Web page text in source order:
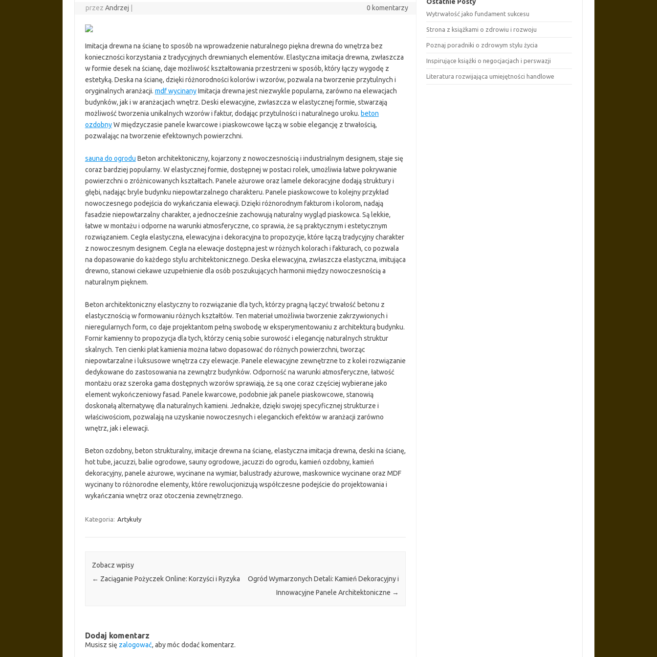
przezAndrzej 0 komentarzy
Imitacja drewna na ścianę to sposób na wprowadzenie naturalnego piękna drewna do wnętrza bez
konieczności korzystania z tradycyjnych drewnianych elementów. Elastyczna imitacja drewna, zwłaszcza
w formie desek na ścianę, daje możliwość kształtowania przestrzeni w sposób, który łączy wygodę z
estetyką. Deska na ścianę, dzięki różnorodności kolorów i wzorów, pozwala na tworzenie przytulnych i
oryginalnych aranżacji. mdf wycinanyImitacja drewna jest niezwykle popularna, zarówno na elewacjach
budynków, jak i w aranżacjach wnętrz. Deski elewacyjne, zwłaszcza w elastycznej formie, stwarzają
możliwość tworzenia unikalnych wzorów i faktur, dodając przytulności i naturalnego uroku. beton
ozdobnyW międzyczasie panele kwarcowe i piaskowcowe łączą w sobie elegancję z trwałością,
pozwalając na tworzenie efektownych powierzchni.
sauna do ogrodu Beton architektoniczny, kojarzony z nowoczesnością i industrialnym designem, staje się
coraz bardziej popularny. W elastycznej formie, dostępnej w postaci rolek, umożliwia łatwe pokrywanie
powierzchni o zróżnicowanych kształtach. Panele ażurowe oraz lamele dekoracyjne dodają struktury i
głębi, nadając bryle budynku niepowtarzalnego charakteru. Panele piaskowcowe to kolejny przykład
nowoczesnego podejścia do wykańczania elewacji. Dzięki różnorodnym fakturom i kolorom, nadają
fasadzie niepowtarzalny charakter, a jednocześnie zachowują naturalny wygląd piaskowca. Są lekkie,
łatwe w montażu i odporne na warunki atmosferyczne, co sprawia, że są praktycznym i estetycznym
rozwiązaniem. Cegła elastyczna, elewacyjna i dekoracyjna to propozycje, które łączą tradycyjny charakter
z nowoczesnym designem. Cegła na elewacje dostępna jest w różnych kolorach i fakturach, co pozwala
na dopasowanie do każdego stylu architektonicznego. Deska elewacyjna, zwłaszcza elastyczna, imitująca
drewno, stanowi ciekawe uzupełnienie dla osób poszukujących harmonii między nowoczesnością a
naturalnym pięknem.
Beton architektoniczny elastyczny to rozwiązanie dla tych, którzy pragną łączyć trwałość betonu z
elastycznością w formowaniu różnych kształtów. Ten materiał umożliwia tworzenie zakrzywionych i
nieregularnych form, co daje projektantom pełną swobodę w eksperymentowaniu z architekturą budynku.
Fornir kamienny to propozycja dla tych, którzy cenią sobie surowość i elegancję naturalnych struktur
skalnych. Ten cienki płat kamienia można łatwo dopasować do różnych powierzchni, tworząc
niepowtarzalne i luksusowe wnętrza czy elewacje. Panele elewacyjne zewnętrzne to z kolei rozwiązanie
dedykowane do zastosowania na zewnątrz budynków. Odporność na warunki atmosferyczne, łatwość
montażu oraz szeroka gama dostępnych wzorów sprawiają, że są one coraz częściej wybierane jako
element wykończeniowy fasad. Panele kwarcowe, podobnie jak panele piaskowcowe, stanowią
doskonałą alternatywę dla naturalnych kamieni. Jednakże, dzięki swojej specyficznej strukturze i
właściwościom, pozwalają na uzyskanie nowoczesnych i eleganckich efektów w aranżacji zarówno
wnętrz, jak i elewacji.
Beton ozdobny, beton strukturalny, imitacje drewna na ścianę, elastyczna imitacja drewna, deski na ścianę,
hot tube, jacuzzi, balie ogrodowe, sauny ogrodowe, jacuzzi do ogrodu, kamień ozdobny, kamień
dekoracyjny, panele ażurowe, wycinane na wymiar, balustrady ażurowe, maskownice wycinane oraz MDF
wycinany to różnorodne elementy, które rewolucjonizują współczesne podejście do projektowania i
wykańczania wnętrz oraz otoczenia zewnętrznego.
Kategoria: Artykuły
Zobacz wpisy
← Zaciąganie Pożyczek Online: Korzyści i Ryzyka
Ogród Wymarzonych Detali: Kamień Dekoracyjny i
Innowacyjne Panele Architektoniczne →
Dodaj komentarz
Musisz się zalogować, aby móc dodać komentarz.
Wytrwałość jako fundament sukcesu
Strona z książkami o zdrowiu i rozwoju
Poznaj poradniki o zdrowym stylu życia
Inspirujące książki o negocjacjach i perswazji
Literatura rozwijająca umiejętności handlowe